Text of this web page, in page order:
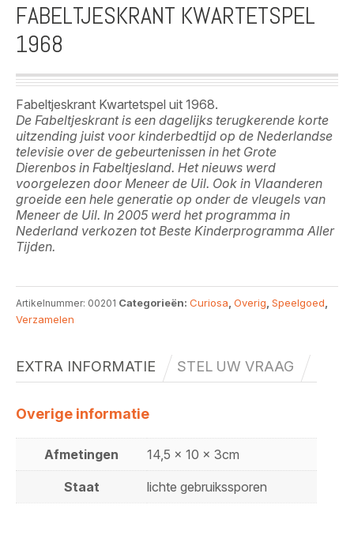
FABELTJESKRANT KWARTETSPEL
1968
Fabeltjeskrant Kwartetspel uit 1968.
De Fabeltjeskrant is een dagelijks terugkerende korte
uitzending juist voor kinderbedtijd op de Nederlandse
televisie over de gebeurtenissen in het Grote
Dierenbos in Fabeltjesland. Het nieuws werd
voorgelezen door Meneer de Uil. Ook in Vlaanderen
groeide een hele generatie op onder de vleugels van
Meneer de Uil. In 2005 werd het programma in
Nederland verkozen tot Beste Kinderprogramma Aller
Tijden.
Artikelnummer: 00201 Categorieën: Curiosa Overig Speelgoed
Verzamelen
EXTRA INFORMATIE STEL UW VRAAG
Overige informatie
Afmetingen 14,5 x 10 x 3cm
Staat lichte gebruikssporen